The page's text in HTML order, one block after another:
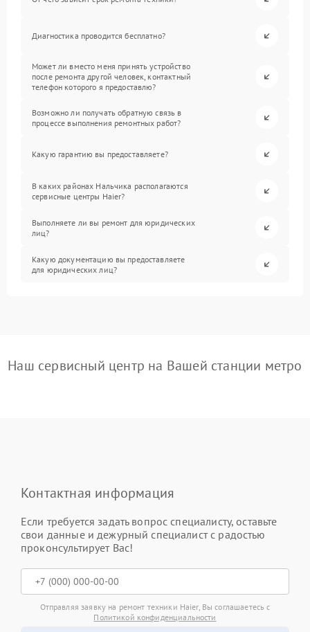
Диагностика проводится бесплатно?
Может ли вместо меня принять устройство
после ремонта другой человек, контактный
телефон которого я предоставлю?
Возможно ли получать обратную связь в
процессе выполнения ремонтных работ?
Какую гарантию вы предоставляете?
В каких районах Нальчика располагаются
сервисные центры Haier?
Выполняете ли вы ремонт для юридических
лиц?
Какую документацию вы предоставляете
для юридических лиц?
Наш сервисный центр на Вашей станции метро
Контактная информация
Если требуется задать вопрос специалисту, оставьте
свои данные и дежурный специалист с радостью
проконсультирует Вас!
Отправляя заявку на ремонт техники Haier, Вы соглашаетесь с
Политикой конфиденциальности